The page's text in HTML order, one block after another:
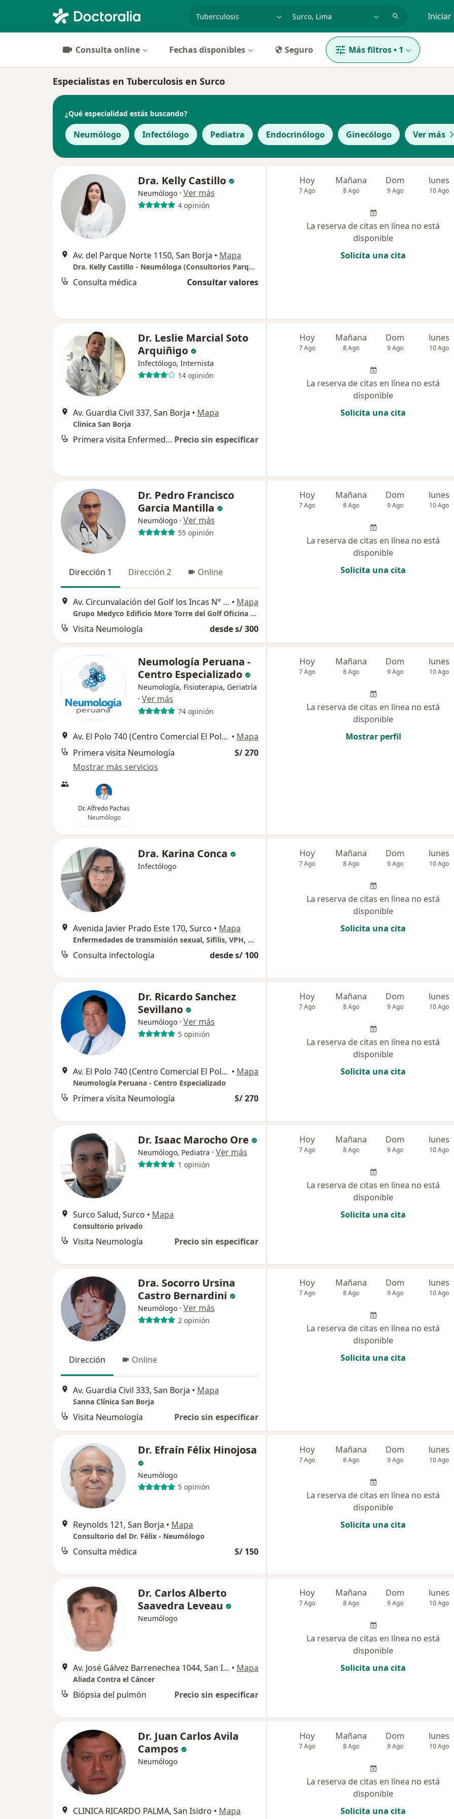
Iniciar
Consulta online Fechas disponibles Seguro Más filtros• 1
Especialistas en Tuberculosis en Surco
¿Qué especialidad estás buscando?
Neumólogo Infectólogo Pediatra Endocrinólogo Ginecólogo Ver más
Dra. Kelly Castillo
Neumólogo · Ver más
4 opinión
Av. del Parque Norte 1150, San Borja • Mapa
Dra. Kelly Castillo - Neumóloga (Consultorios Parque Norte)
Consulta médica Consultar valores
Hoy
7 Ago
Mañana
8 Ago
Dom
9 Ago
lunes
10 Ago
La reserva de citas en línea no está
disponible
Solicita una cita
Dr. Leslie Marcial Soto
Arquiñigo
Infectólogo, Internista
14 opinión
Av. Guardia Civil 337, San Borja • Mapa
Clinica San Borja
Primera visita Enfermedades Infecciosas y Tropicales Precio sin especificar
Hoy
7 Ago
Mañana
8 Ago
Dom
9 Ago
lunes
10 Ago
La reserva de citas en línea no está
disponible
Solicita una cita
Dr. Pedro Francisco
Garcia Mantilla
Neumólogo · Ver más
55 opinión
Dirección 1 Dirección 2 Online
Av. Circunvalación del Golf los Incas N° 170 & Av. Javier Prado Este • Mapa
Grupo Medyco Edificio More Torre del Golf Oficina 503
Visita Neumología desde s/ 300
Hoy
7 Ago
Mañana
8 Ago
Dom
9 Ago
lunes
10 Ago
La reserva de citas en línea no está
disponible
Solicita una cita
Neumología Peruana -
Centro Especializado
Neumología, Fisioterapia, Geriatría
· Ver más
74 opinión
Av. El Polo 740 (Centro Comercial El Polo, Edificio C. Alt Embajada USA), Lima • Mapa
Primera visita Neumología
S/ 270
Mostrar más servicios
Dr. Alfredo Pachas
Neumólogo
Hoy
7 Ago
Mañana
8 Ago
Dom
9 Ago
lunes
10 Ago
La reserva de citas en línea no está
disponible
Mostrar perfil
Dra. Karina Conca
Infectólogo
Avenida Javier Prado Este 170, Surco • Mapa
Enfermedades de transmisión sexual, Sifilis, VPH, Hepatitis, VIH. Enfermedades Infecciosas y tropicales.
Consulta infectología desde s/ 100
Hoy
7 Ago
Mañana
8 Ago
Dom
9 Ago
lunes
10 Ago
La reserva de citas en línea no está
disponible
Solicita una cita
Dr. Ricardo Sanchez
Sevillano
Neumólogo · Ver más
5 opinión
Av. El Polo 740 (Centro Comercial El Polo, Edificio C. Alt Embajada USA), Lima • Mapa
Neumología Peruana - Centro Especializado
Primera visita Neumología S/ 270
Hoy
7 Ago
Mañana
8 Ago
Dom
9 Ago
lunes
10 Ago
La reserva de citas en línea no está
disponible
Solicita una cita
Dr. Isaac Marocho Ore
Neumólogo, Pediatra · Ver más
1 opinión
Surco Salud, Surco • Mapa
Consultorio privado
Visita Neumología Precio sin especificar
Hoy
7 Ago
Mañana
8 Ago
Dom
9 Ago
lunes
10 Ago
La reserva de citas en línea no está
disponible
Solicita una cita
Dra. Socorro Ursina
Castro Bernardini
Neumólogo · Ver más
2 opinión
Dirección Online
Av. Guardia Civil 333, San Borja • Mapa
Sanna Clínica San Borja
Visita Neumología Precio sin especificar
Hoy
7 Ago
Mañana
8 Ago
Dom
9 Ago
lunes
10 Ago
La reserva de citas en línea no está
disponible
Solicita una cita
Dr. Efraín Félix Hinojosa
Neumólogo
5 opinión
Reynolds 121, San Borja • Mapa
Consultorio del Dr. Félix - Neumólogo
Consulta médica S/ 150
Hoy
7 Ago
Mañana
8 Ago
Dom
9 Ago
lunes
10 Ago
La reserva de citas en línea no está
disponible
Solicita una cita
Dr. Carlos Alberto
Saavedra Leveau
Neumólogo
Av. José Gálvez Barrenechea 1044, San Isidro • Mapa
Aliada Contra el Cáncer
Biópsia del pulmón Precio sin especificar
Hoy
7 Ago
Mañana
8 Ago
Dom
9 Ago
lunes
10 Ago
La reserva de citas en línea no está
disponible
Solicita una cita
Dr. Juan Carlos Avila
Campos
Neumólogo
CLINICA RICARDO PALMA, San Isidro • Mapa
Hoy
7 Ago
Mañana
8 Ago
Dom
9 Ago
lunes
10 Ago
La reserva de citas en línea no está
disponible
Solicita una cita